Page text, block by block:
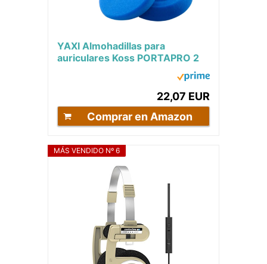
YAXI Almohadillas para
auriculares Koss PORTAPRO 2
22,07 EUR
Comprar en Amazon
MÁS VENDIDO Nº 6